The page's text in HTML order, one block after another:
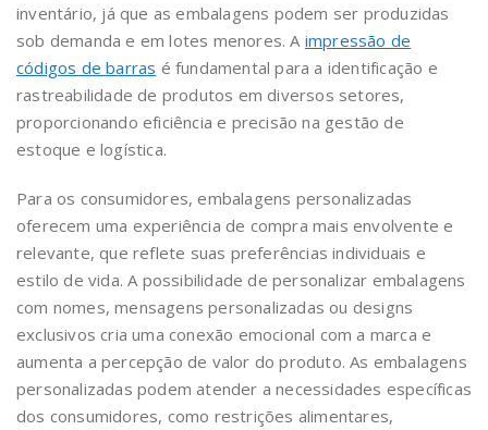
inventário, já que as embalagens podem ser produzidas
sob demanda e em lotes menores. A impressão de
códigos de barras é fundamental para a identificação e
rastreabilidade de produtos em diversos setores,
proporcionando eficiência e precisão na gestão de
estoque e logística.
Para os consumidores, embalagens personalizadas
oferecem uma experiência de compra mais envolvente e
relevante, que reflete suas preferências individuais e
estilo de vida. A possibilidade de personalizar embalagens
com nomes, mensagens personalizadas ou designs
exclusivos cria uma conexão emocional com a marca e
aumenta a percepção de valor do produto. As embalagens
personalizadas podem atender a necessidades específicas
dos consumidores, como restrições alimentares,